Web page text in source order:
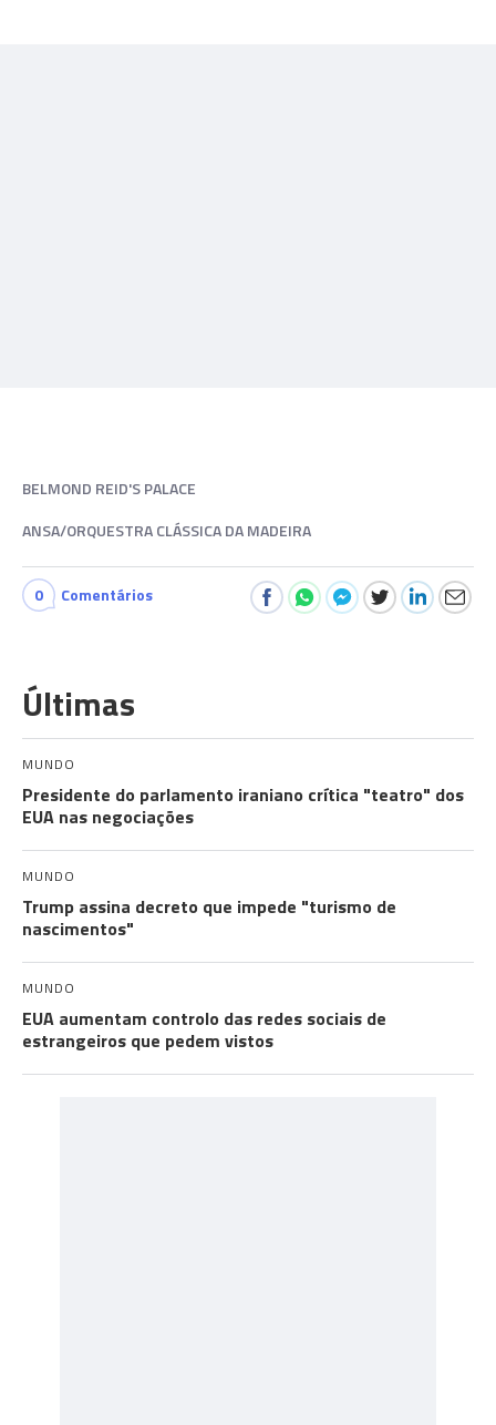
BELMOND REID'S PALACE
ANSA/ORQUESTRA CLÁSSICA DA MADEIRA
0 Comentários
Últimas
MUNDO
Presidente do parlamento iraniano crítica "teatro" dos
EUA nas negociações
MUNDO
Trump assina decreto que impede "turismo de
nascimentos"
MUNDO
EUA aumentam controlo das redes sociais de
estrangeiros que pedem vistos